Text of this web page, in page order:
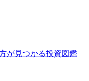
が見つかる投資図鑑